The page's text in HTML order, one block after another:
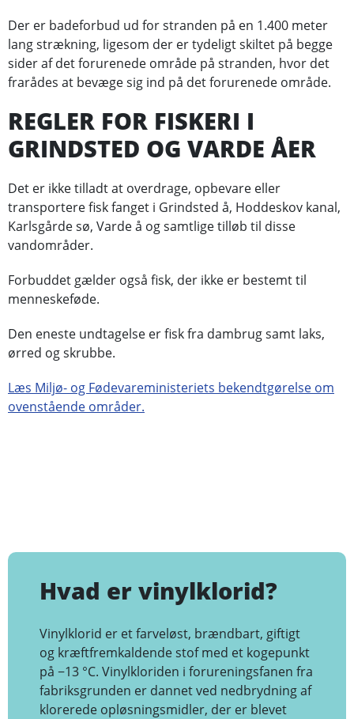
Der er badeforbud ud for stranden på en 1.400 meter
lang strækning, ligesom der er tydeligt skiltet på begge
sider af det forurenede område på stranden, hvor det
frarådes at bevæge sig ind på det forurenede område.
REGLER FOR FISKERI I
GRINDSTED OG VARDE ÅER
Det er ikke tilladt at overdrage, opbevare eller
transportere fisk fanget i Grindsted å, Hoddeskov kanal,
Karlsgårde sø, Varde å og samtlige tilløb til disse
vandområder.
Forbuddet gælder også fisk, der ikke er bestemt til
menneskeføde.
Den eneste undtagelse er fisk fra dambrug samt laks,
ørred og skrubbe.
Læs Miljø- og Fødevareministeriets bekendtgørelse om
ovenstående områder.
Hvad er vinylklorid?
Vinylklorid er et farveløst, brændbart, giftigt
og kræftfremkaldende stof med et kogepunkt
på −13 °C. Vinylkloriden i forureningsfanen fra
fabriksgrunden er dannet ved nedbrydning af
klorerede opløsningsmidler, der er blevet